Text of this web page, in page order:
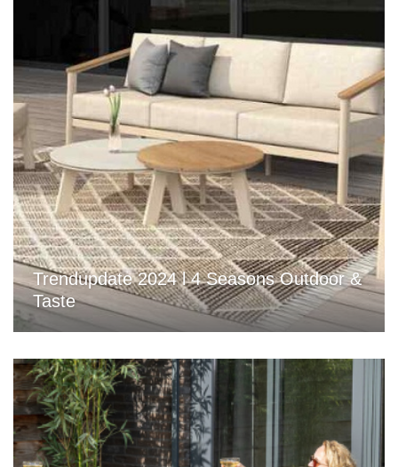
Trendupdate 2024 l 4 Seasons Outdoor &
Taste